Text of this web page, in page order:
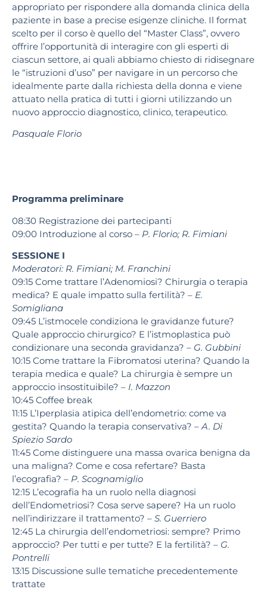
appropriato per rispondere alla domanda clinica della
paziente in base a precise esigenze cliniche. Il format
scelto per il corso è quello del “Master Class”, ovvero
offrire l’opportunità di interagire con gli esperti di
ciascun settore, ai quali abbiamo chiesto di ridisegnare
le “istruzioni d’uso” per navigare in un percorso che
idealmente parte dalla richiesta della donna e viene
attuato nella pratica di tutti i giorni utilizzando un
nuovo approccio diagnostico, clinico, terapeutico.
Pasquale Florio
Programma preliminare
08:30 Registrazione dei partecipanti
09:00 Introduzione al corso – P. Florio; R. Fimiani
SESSIONE I
Moderatori: R. Fimiani; M. Franchini
09:15 Come trattare l’Adenomiosi? Chirurgia o terapia
medica? E quale impatto sulla fertilità? – E.
Somigliana
09:45 L’istmocele condiziona le gravidanze future?
Quale approccio chirurgico? E l’istmoplastica può
condizionare una seconda gravidanza? – G. Gubbini
10:15 Come trattare la Fibromatosi uterina? Quando la
terapia medica e quale? La chirurgia è sempre un
approccio insostituibile? – I. Mazzon
10:45 Coffee break
11:15 L’Iperplasia atipica dell’endometrio: come va
gestita? Quando la terapia conservativa? –A. Di
Spiezio Sardo
11:45 Come distinguere una massa ovarica benigna da
una maligna? Come e cosa refertare? Basta
l’ecografia? – P. Scognamiglio
12:15 L’ecografia ha un ruolo nella diagnosi
dell’Endometriosi? Cosa serve sapere? Ha un ruolo
nell’indirizzare il trattamento? – S. Guerriero
12:45 La chirurgia dell’endometriosi: sempre? Primo
approccio? Per tutti e per tutte? E la fertilità? – G.
Pontrelli
13:15 Discussione sulle tematiche precedentemente
trattate